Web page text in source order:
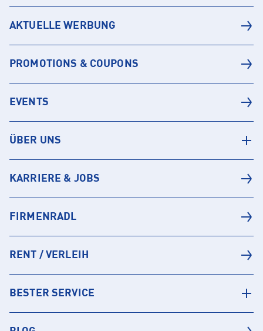
AKTUELLE WERBUNG
PROMOTIONS & COUPONS
EVENTS
ÜBER UNS
KARRIERE & JOBS
FIRMENRADL
RENT / VERLEIH
BESTER SERVICE